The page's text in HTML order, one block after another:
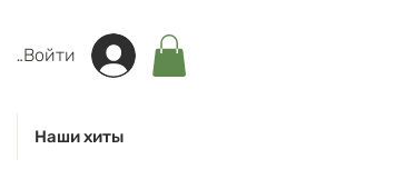
Войти
Наши хиты